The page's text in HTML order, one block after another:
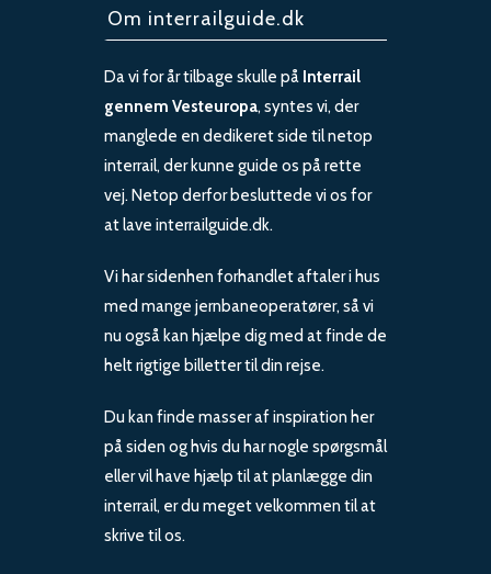
Om interrailguide.dk
Da vi for år tilbage skulle på Interrail
gennem Vesteuropa, syntes vi, der
manglede en dedikeret side til netop
interrail, der kunne guide os på rette
vej. Netop derfor besluttede vi os for
at lave interrailguide.dk.
Vi har sidenhen forhandlet aftaler i hus
med mange jernbaneoperatører, så vi
nu også kan hjælpe dig med at finde de
helt rigtige billetter til din rejse.
Du kan finde masser af inspiration her
på siden og hvis du har nogle spørgsmål
eller vil have hjælp til at planlægge din
interrail, er du meget velkommen til at
skrive til os.